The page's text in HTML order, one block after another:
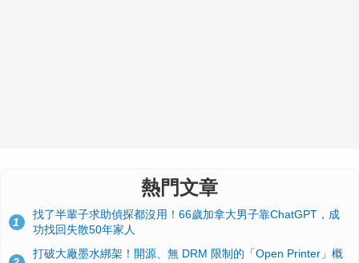
熱門文章
1
找了半輩子求助偵探都沒用！66歲加拿大男子靠ChatGPT，成
功找回失散50年家人
打破大廠墨水綁架！開源、無 DRM 限制的「Open Printer」概